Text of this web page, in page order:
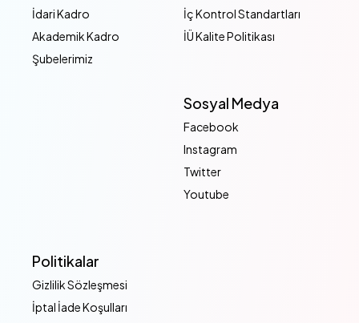
İdari Kadro
Akademik Kadro
Şubelerimiz
İç Kontrol Standartları
İÜ Kalite Politikası
Sosyal Medya
Facebook
Instagram
Twitter
Youtube
Politikalar
Gizlilik Sözleşmesi
İptal İade Koşulları